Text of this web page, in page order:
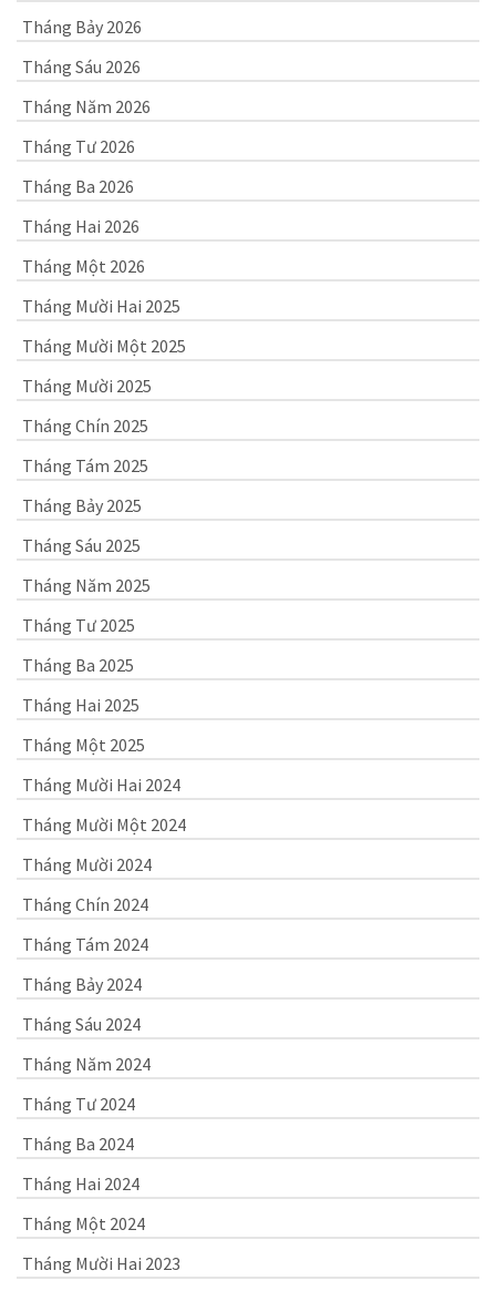
Tháng Bảy 2026
Tháng Sáu 2026
Tháng Năm 2026
Tháng Tư 2026
Tháng Ba 2026
Tháng Hai 2026
Tháng Một 2026
Tháng Mười Hai 2025
Tháng Mười Một 2025
Tháng Mười 2025
Tháng Chín 2025
Tháng Tám 2025
Tháng Bảy 2025
Tháng Sáu 2025
Tháng Năm 2025
Tháng Tư 2025
Tháng Ba 2025
Tháng Hai 2025
Tháng Một 2025
Tháng Mười Hai 2024
Tháng Mười Một 2024
Tháng Mười 2024
Tháng Chín 2024
Tháng Tám 2024
Tháng Bảy 2024
Tháng Sáu 2024
Tháng Năm 2024
Tháng Tư 2024
Tháng Ba 2024
Tháng Hai 2024
Tháng Một 2024
Tháng Mười Hai 2023